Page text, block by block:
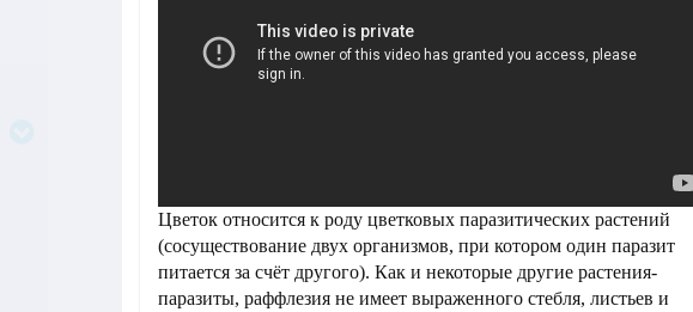
Цветок относится к роду цветковых паразитических растений
(сосуществование двух организмов, при котором один паразит
питается за счёт другого). Как и некоторые другие растения-
паразиты, раффлезия не имеет выраженного стебля, листьев и